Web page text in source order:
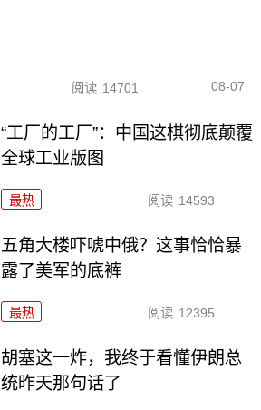
阅读 14701 08-07
“工厂的工厂”：中国这棋彻底颠覆
全球工业版图
最热 阅读 14593
五角大楼吓唬中俄？这事恰恰暴
露了美军的底裤
最热 阅读 12395
胡塞这一炸，我终于看懂伊朗总
统昨天那句话了